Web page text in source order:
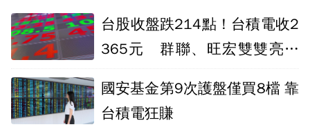
台股收盤跌214點！台積電收2
365元 群聯、旺宏雙雙亮燈
國安基金第9次護盤僅買8檔 靠
台積電狂賺